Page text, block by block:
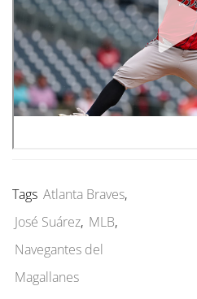
Tags Atlanta Braves,
José Suárez, MLB,
Navegantes del
Magallanes